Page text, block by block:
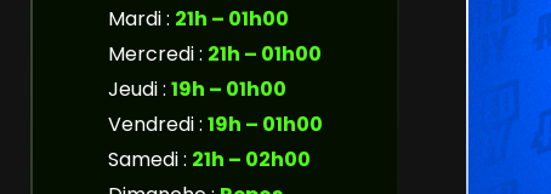
Mardi : 21h – 01h00
Mercredi : 21h – 01h00
Jeudi : 19h – 01h00
Vendredi : 19h – 01h00
Samedi : 21h – 02h00